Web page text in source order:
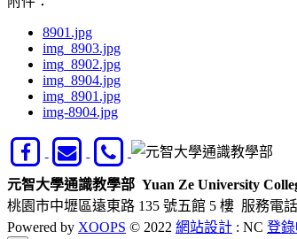
8901.jpg
img_8903.jpg
img_8902.jpg
img_8904.jpg
img_8901.jpg
img-8904.jpg
元智大學通識教學部 Yuan Ze University
桃園市中壢區遠東路 135 號五館 5 樓 服務電
Powered by XOOPS © 2022 網站設計 : NC 登